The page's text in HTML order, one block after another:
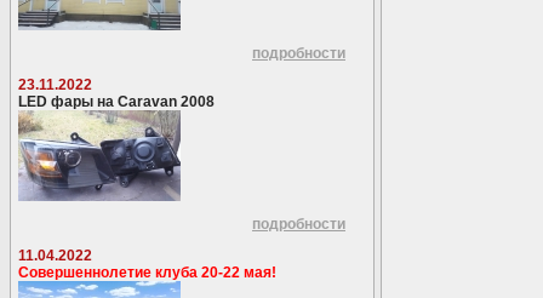
подробности
23.11.2022
LED фары на Caravan 2008
подробности
11.04.2022
Совершеннолетие клуба 20-22 мая!